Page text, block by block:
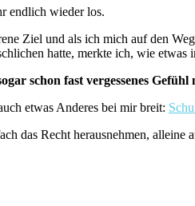
endlich wieder los.
Ziel und als ich mich auf den
hatte, merkte ich, wie etwas
schon fast vergessenes
etwas Anderes bei mir breit:
das Recht herausnehmen, alleine